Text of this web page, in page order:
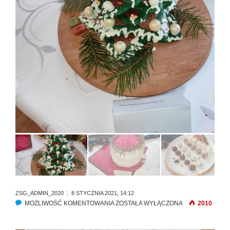
ZSG_ADMIN_2020 8 STYCZNIA 2021, 14:12
MOŻLIWOŚĆ KOMENTOWANIAK
ZOSTAŁA WYŁĄCZONA 2010